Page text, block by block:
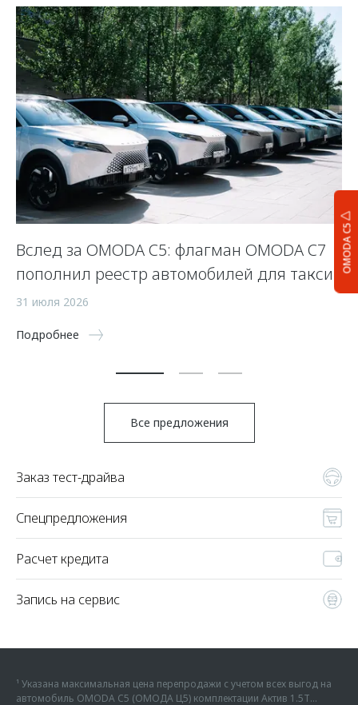
OMODA C5
Вслед за OMODA C5: флагман OMODA C7
пополнил реестр автомобилей для такси
31 июля 2026
Подробнее
Все предложения
Заказ тест-драйва
Спецпредложения
Расчет кредита
Запись на сервис
¹ Указана максимальная цена перепродажи с учетом всех выгод на
автомобиль OMODA C5 (ОМОДА Ц5) комплектации Актив 1.5Т